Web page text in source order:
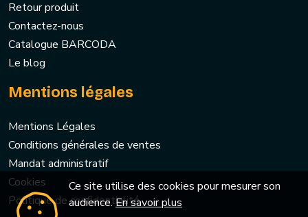
Retour produit
Contactez-nous
Catalogue BARCODA
Le blog
Mentions légales
Mentions Légales
Conditions générales de ventes
Mandat administratif
Cookies
Politique de confidentialité
Ce site utilise des cookies pour mesurer son
audience.En savoir plus